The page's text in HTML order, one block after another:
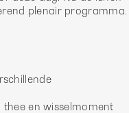
plenair programma.
thee en wisselmoment